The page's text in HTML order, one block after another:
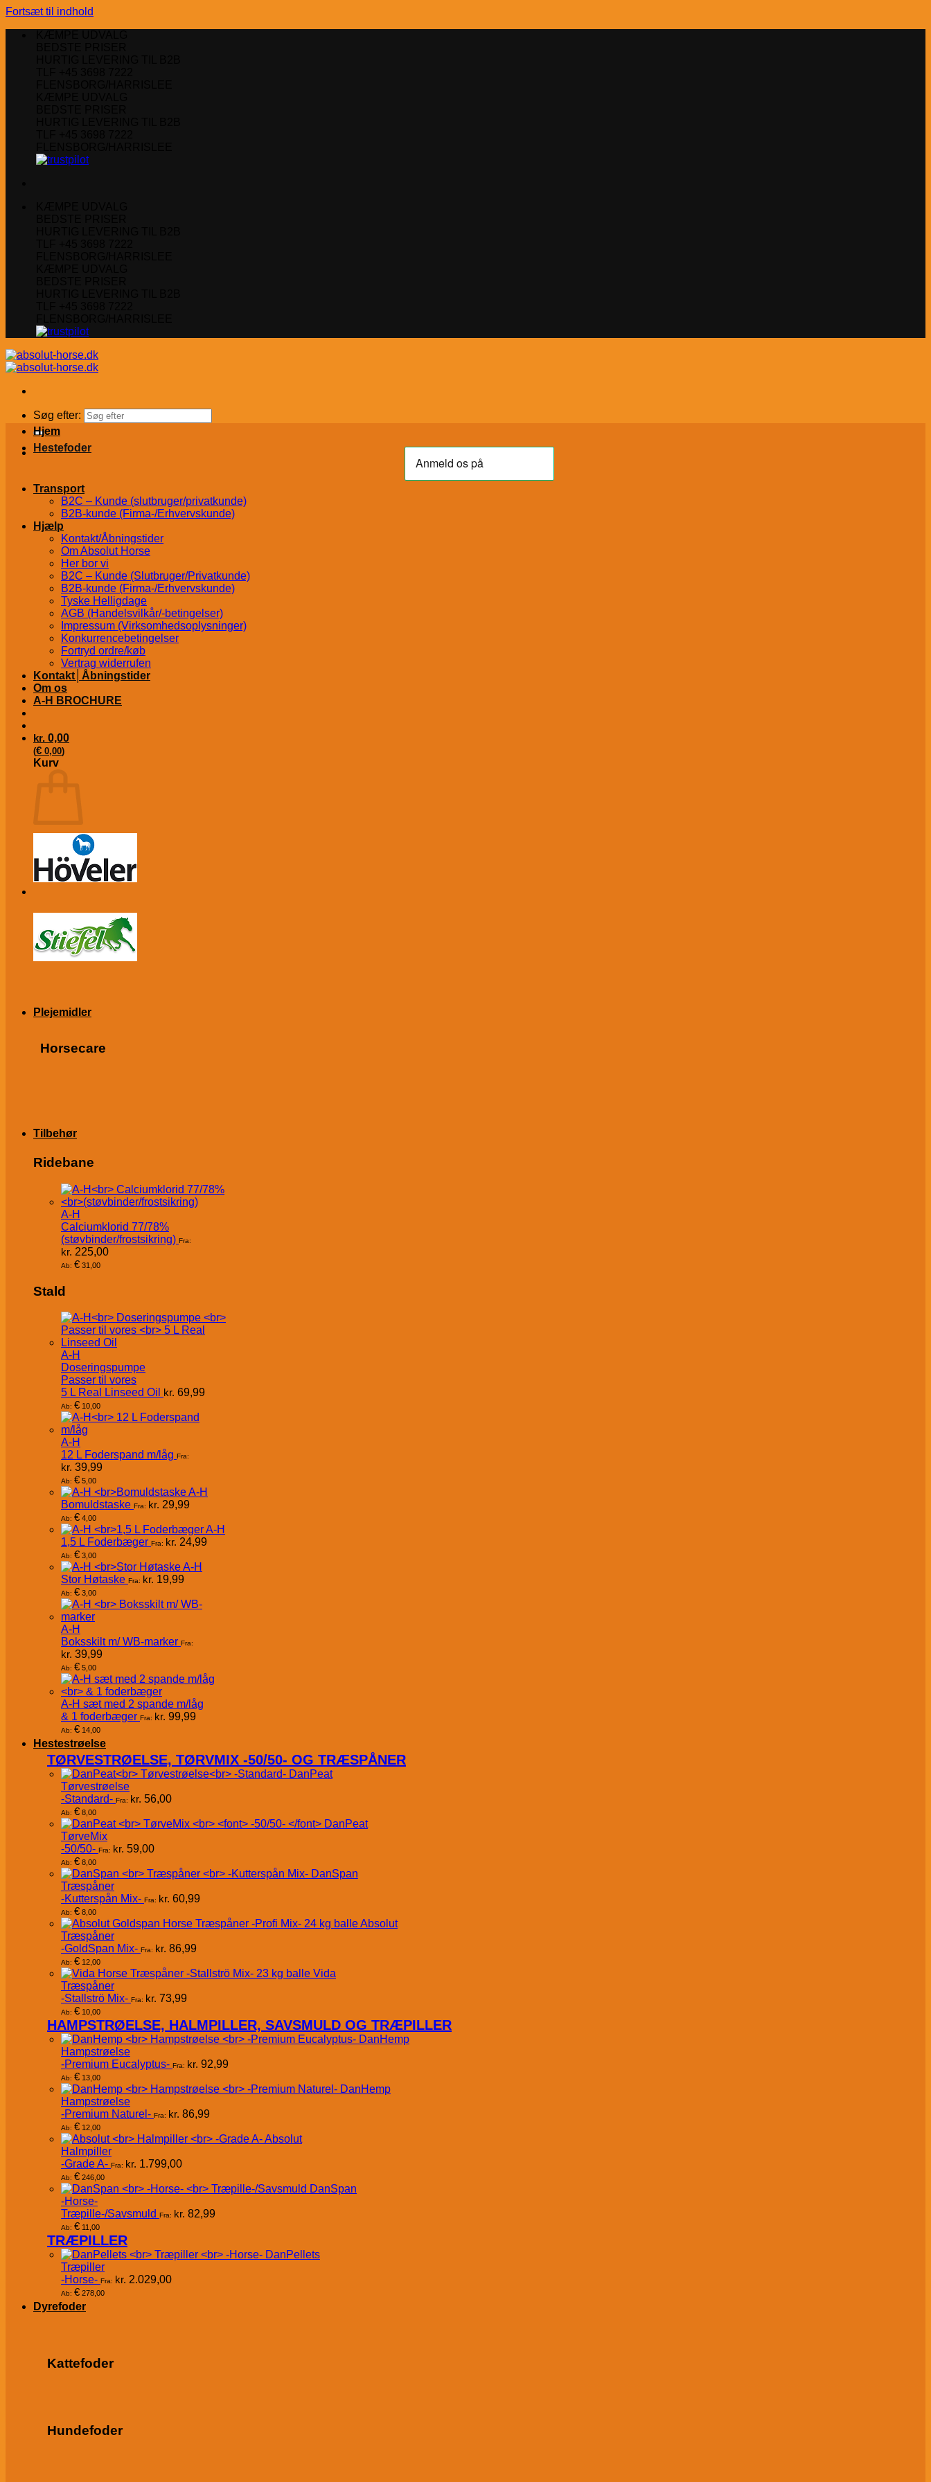
Fortsæt til indhold
Søg efter:
Transport
B2C – Kunde (slutbruger/privatkunde)
B2B-kunde (Firma-/Erhvervskunde)
Hjælp
Kontakt/Åbningstider
Om Absolut Horse
Her bor vi
B2C – Kunde (Slutbruger/Privatkunde)
B2B-kunde (Firma-/Erhvervskunde)
Tyske Helligdage
AGB (Handelsvilkår/-betingelser)
Impressum (Virksomhedsoplysninger)
Konkurrencebetingelser
Fortryd ordre/køb
Vertrag widerrufen
Kontakt│Åbningstider
Om os
A-H BROCHURE
kr. 0,00
(€ 0,00)
Kurv
Ingen varer i kurven.
Tilbage til shoppen
Hjem
Hestefoder
Plejemidler
Horsecare
Tilbehør
Ridebane
A-H
Calciumklorid 77/78%
(støvbinder/frostsikring) Fra:
kr. 225,00
Ab: € 31,00
Stald
A-H
Doseringspumpe
Passer til vores
5 L Real Linseed Oil kr. 69,99
Ab: € 10,00
A-H
12 L Foderspand m/låg Fra:
kr. 39,99
Ab: € 5,00
A-H
Bomuldstaske Fra: kr. 29,99
Ab: € 4,00
A-H
1,5 L Foderbæger Fra: kr. 24,99
Ab: € 3,00
A-H
Stor Høtaske Fra: kr. 19,99
Ab: € 3,00
A-H
Boksskilt m/ WB-marker Fra:
kr. 39,99
Ab: € 5,00
A-H sæt med 2 spande m/låg
& 1 foderbæger Fra: kr. 99,99
Ab: € 14,00
Hestestrøelse
TØRVESTRØELSE, TØRVMIX -50/50- OG TRÆSPÅNER
DanPeat
Tørvestrøelse
-Standard- Fra: kr. 56,00
Ab: € 8,00
DanPeat
TørveMix
-50/50- Fra: kr. 59,00
Ab: € 8,00
DanSpan
Træspåner
-Kutterspån Mix- Fra: kr. 60,99
Ab: € 8,00
Absolut
Træspåner
-GoldSpan Mix- Fra: kr. 86,99
Ab: € 12,00
Vida
Træspåner
-Stallströ Mix- Fra: kr. 73,99
Ab: € 10,00
HAMPSTRØELSE, HALMPILLER, SAVSMULD OG TRÆPILLER
DanHemp
Hampstrøelse
-Premium Eucalyptus- Fra: kr. 92,99
Ab: € 13,00
DanHemp
Hampstrøelse
-Premium Naturel- Fra: kr. 86,99
Ab: € 12,00
Absolut
Halmpiller
-Grade A- Fra: kr. 1.799,00
Ab: € 246,00
DanSpan
-Horse-
Træpille-/Savsmuld Fra: kr. 82,99
Ab: € 11,00
TRÆPILLER
DanPellets
Træpiller
-Horse- Fra: kr. 2.029,00
Ab: € 278,00
Dyrefoder
Kattefoder
Hundefoder